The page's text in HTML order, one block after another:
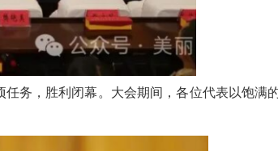
务，胜利闭幕。大会期间，各位代表以饱满